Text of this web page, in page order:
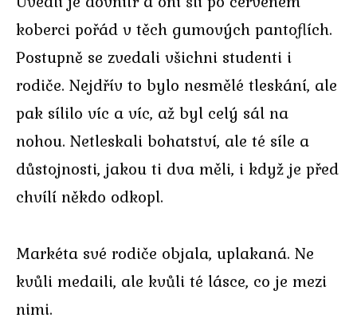
koberci pořád v těch gumových pantoflích.
Postupně se zvedali všichni studenti i
rodiče. Nejdřív to bylo nesmělé tleskání, ale
pak sílilo víc a víc, až byl celý sál na
nohou. Netleskali bohatství, ale té síle a
důstojnosti, jakou ti dva měli, i když je před
chvílí někdo odkopl.
Markéta své rodiče objala, uplakaná. Ne
kvůli medaili, ale kvůli té lásce, co je mezi
nimi.